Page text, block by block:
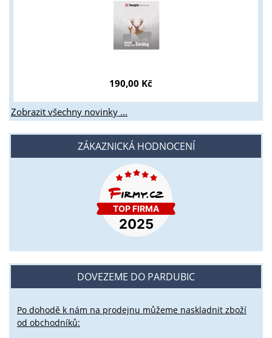
190,00 Kč
Zobrazit všechny novinky ...
ZÁKAZNICKÁ HODNOCENÍ
DOVEZEME DO PARDUBIC
Po dohodě k nám na prodejnu můžeme naskladnit zboží
od obchodníků: